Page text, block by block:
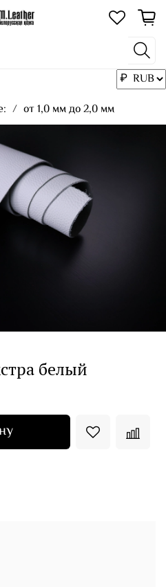
от 1,0 мм до 2,0 мм
белый